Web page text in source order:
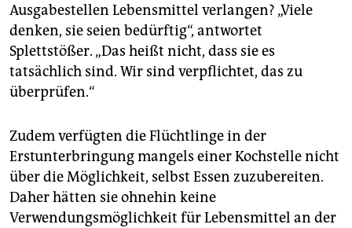
Ausgabestellen Lebensmittel verlangen? „Viele
denken, sie seien bedürftig“, antwortet
Splettstößer. „Das heißt nicht, dass sie es
tatsächlich sind. Wir sind verpflichtet, das zu
überprüfen.“
Zudem verfügten die Flüchtlinge in der
Erstunterbringung mangels einer Kochstelle nicht
über die Möglichkeit, selbst Essen zuzubereiten.
Daher hätten sie ohnehin keine
Verwendungsmöglichkeit für Lebensmittel an der